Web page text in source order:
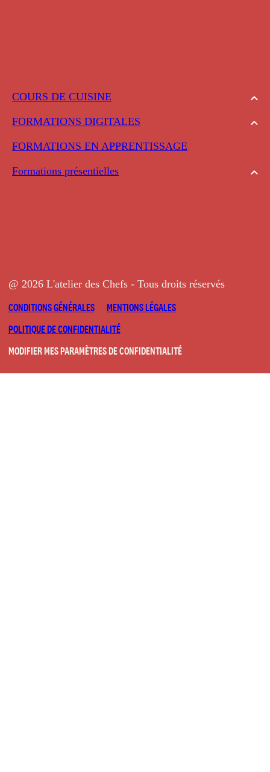
COURS DE CUISINE
FORMATIONS DIGITALES
FORMATIONS EN APPRENTISSAGE
Formations présentielles
@ 2026 L'atelier des Chefs - Tous droits réservés
CONDITIONS GÉNÉRALES
MENTIONS LÉGALES
POLITIQUE DE CONFIDENTIALITÉ
MODIFIER MES PARAMÈTRES DE CONFIDENTIALITÉ